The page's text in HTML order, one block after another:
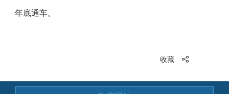
年底通车。
收藏